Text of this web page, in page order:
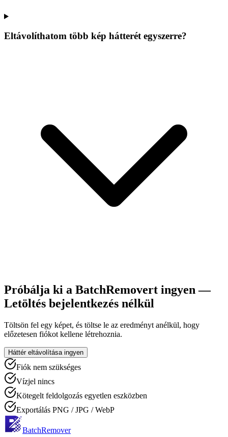
Eltávolíthatom több kép hátterét egyszerre?
Próbálja ki a BatchRemovert ingyen —
Letöltés bejelentkezés nélkül
Töltsön fel egy képet, és töltse le az eredményt anélkül, hogy
előzetesen fiókot kellene létrehoznia.
Háttér eltávolítása ingyen
Fiók nem szükséges
Vízjel nincs
Kötegelt feldolgozás egyetlen eszközben
Exportálás PNG / JPG / WebP
BatchRemover